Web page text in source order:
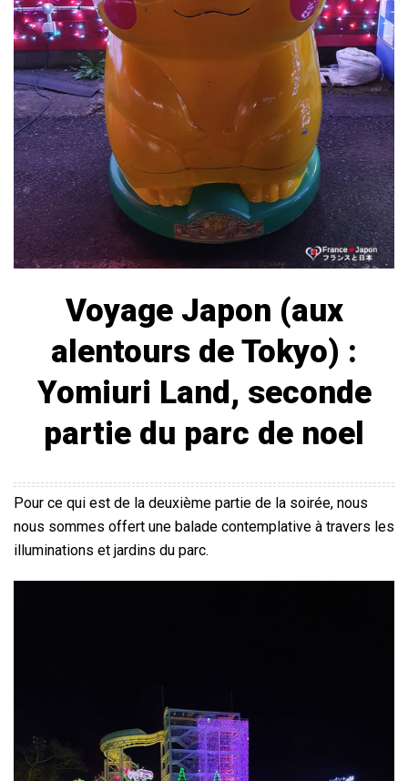
Voyage Japon (aux
alentours de Tokyo) :
Yomiuri Land, seconde
partie du parc de noel
Pour ce qui est de la deuxième partie de la soirée, nous
nous sommes offert une balade contemplative à travers les
illuminations et jardins du parc.